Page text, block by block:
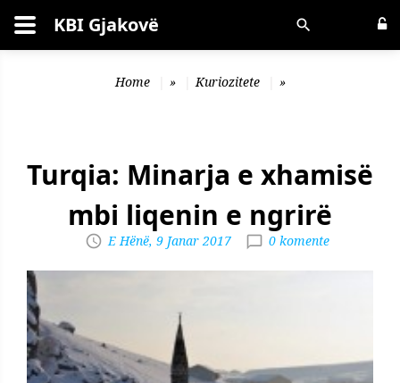
Kërko KBI Gjakovë
Home » Kuriozitete »
Turqia: Minarja e xhamisë
mbi liqenin e ngrirë
E Hënë, 9 Janar 2017 0 komente